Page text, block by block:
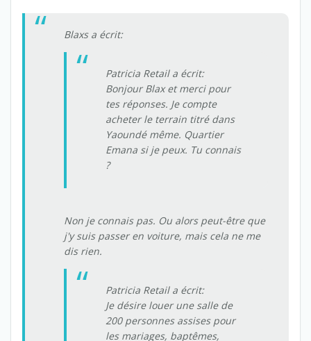
Blaxs a écrit:
Patricia Retail a écrit:
Bonjour Blax et merci pour
tes réponses. Je compte
acheter le terrain titré dans
Yaoundé même. Quartier
Emana si je peux. Tu connais
?
Non je connais pas. Ou alors peut-être que
j'y suis passer en voiture, mais cela ne me
dis rien.
Patricia Retail a écrit:
Je désire louer une salle de
200 personnes assises pour
les mariages, baptêmes,